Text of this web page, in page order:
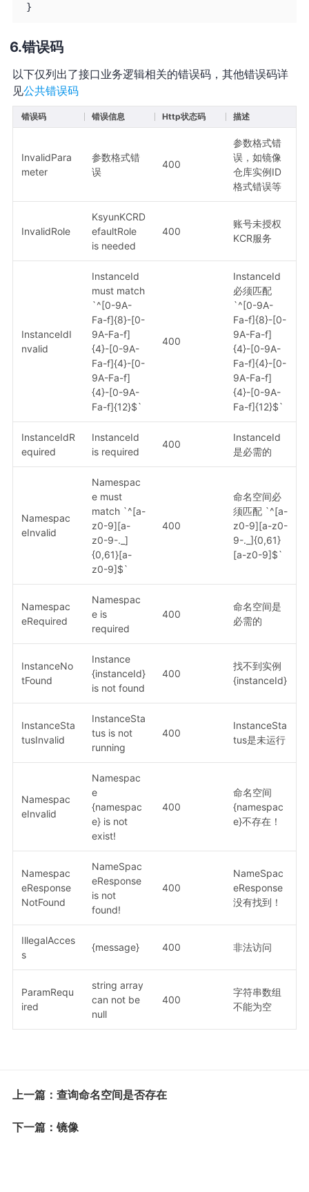
}
错误码
以下仅列出了接口业务逻辑相关的错误码，其他错误码详
见公共错误码
错误码 错误信息 Http状态码 描述
InvalidPara
meter
参数格式错
误
400
参数格式错
误，如镜像
仓库实例ID
格式错误等
InvalidRole
KsyunKCRD
efaultRole
is needed
400
账号未授权
KCR服务
InstanceIdI
nvalid
InstanceId
must match
`^[0-9A-
Fa-f]{8}-[0-
9A-Fa-f]
{4}-[0-9A-
Fa-f]{4}-[0-
9A-Fa-f]
{4}-[0-9A-
Fa-f]{12}$`
400
InstanceId
必须匹配
`^[0-9A-
Fa-f]{8}-[0-
9A-Fa-f]
{4}-[0-9A-
Fa-f]{4}-[0-
9A-Fa-f]
{4}-[0-9A-
Fa-f]{12}$`
InstanceIdR
equired
InstanceId
is required
400
InstanceId
是必需的
Namespac
eInvalid
Namespac
e must
match `^[a-
z0-9][a-
z0-9-._]
{0,61}[a-
z0-9]$`
400
命名空间必
须匹配 `^[a-
z0-9][a-z0-
9-._]{0,61}
[a-z0-9]$`
Namespac
eRequired
Namespac
e is
required
400
命名空间是
必需的
InstanceNo
tFound
Instance
{instanceId}
is not found
400
找不到实例
{instanceId}
InstanceSta
tusInvalid
InstanceSta
tus is not
running
400
InstanceSta
tus是未运行
Namespac
eInvalid
Namespac
e
{namespac
e} is not
exist!
400
命名空间
{namespac
e}不存在！
Namespac
eResponse
NotFound
NameSpac
eResponse
is not
found!
400
NameSpac
eResponse
没有找到！
IllegalAcces
s
{message} 400 非法访问
ParamRequ
ired
string array
can not be
null
400
字符串数组
不能为空
上一篇：查询命名空间是否存在
下一篇：镜像